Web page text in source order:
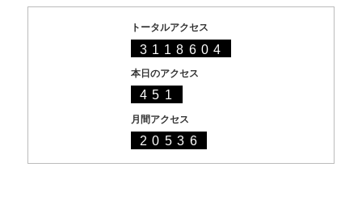
トータルアクセス
3118604
本日のアクセス
451
月間アクセス
20536